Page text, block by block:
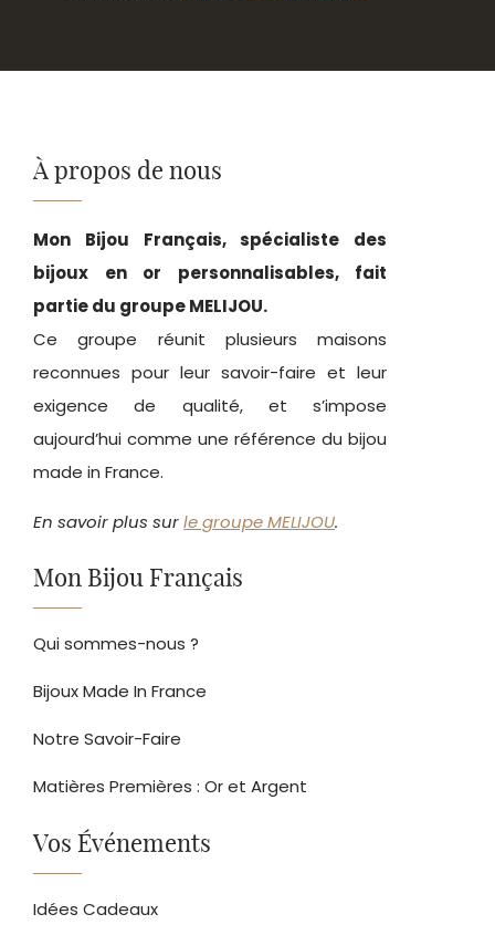
À propos de nous
Mon Bijou Français, spécialiste des
bijoux en or personnalisables, fait
partie du groupe MELIJOU.
Ce groupe réunit plusieurs maisons
reconnues pour leur savoir-faire et leur
exigence de qualité, et s’impose
aujourd’hui comme une référence du bijou
made in France.
En savoir plus surle groupe MELIJOU.
Mon Bijou Français
Qui sommes-nous ?
Bijoux Made In France
Notre Savoir-Faire
Matières Premières : Or et Argent
Vos Événements
Idées Cadeaux